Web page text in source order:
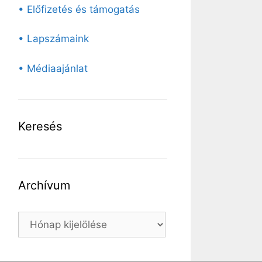
• Előfizetés és támogatás
• Lapszámaink
• Médiaajánlat
Keresés
Archívum
Archívum